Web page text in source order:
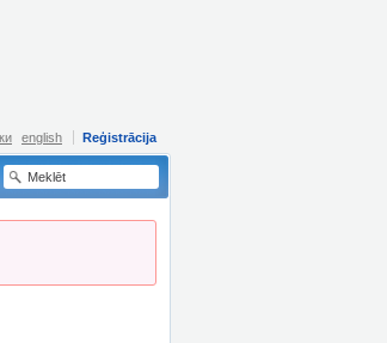
Reģistrācija
english